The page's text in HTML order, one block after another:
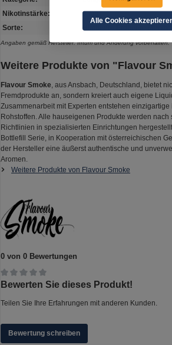
Nikotinstärke:
0 mg
Sorte:
Angaben gemäß Hersteller. Irrtum und Änderung vorbehalten.
Weitere Produkte von "Flavour
Flavour Smoke, aus Ansbach, Deutschland, bietet
Fremdprodukte an, sondern kreiert auch eigene
Zusammenarbeit mit Experten entstehen
Rohstoffen. Alle hauseigenen Produkte werden
Richtlinien in spezialisierten Einrichtungen
Bottlefill Serie, in Kooperation mit österreichischen
der Hersteller eine äußerst authentische und
Aromen.
Weitere Produkte von Flavour Smoke
0 von 0 Bewertungen
Durchschnittliche Bewertung von 0 von 5 Sternen
Bewerten Sie dieses Produkt!
Teilen Sie Ihre Erfahrungen mit anderen Kunden.
Bewertung schreiben
Alle Cookies